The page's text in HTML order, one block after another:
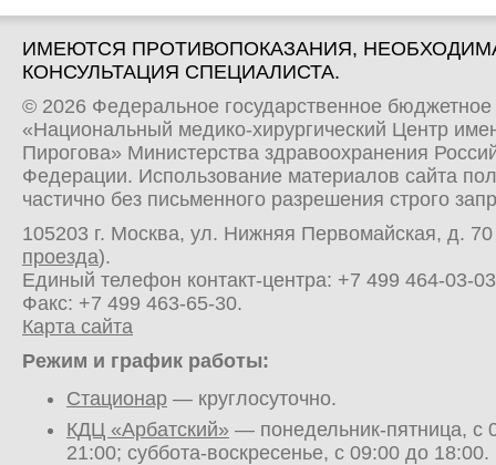
ИМЕЮТСЯ ПРОТИВОПОКАЗАНИЯ,
КОНСУЛЬТАЦИЯ СПЕЦИАЛИСТА.
© 2026 Федеральное государственное
«Национальный медико-хирургический Центр
Пирогова» Министерства здравоохранения
Федерации. Использование материалов сайта
частично без письменного разрешения строго
105203 г. Москва, ул. Нижняя Первомайская, д.
проезда).
Единый телефон контакт-центра: +7 499 464-03-03
Факс: +7 499 463-65-30.
Карта сайта
Режим и график работы:
Стационар — круглосуточно.
КДЦ «Арбатский» — понедельник-пятница, с
21:00; суббота-воскресенье, с 09:00 до 18:00.